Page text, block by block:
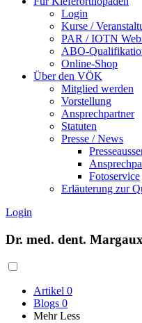
Login
Kurse /
PAR / IOTN
ABO-
Online-Shop
Über den VÖK
Mitglied werden
Vorstellung
Ansprechpartner
Statuten
Presse / News
Fotoservice
Erläuterung zur
Login
Dr. med. dent.
Artikel 0
Blogs 0
Mehr Less